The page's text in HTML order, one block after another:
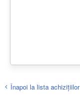
Înapoi la lista achiziţiilor